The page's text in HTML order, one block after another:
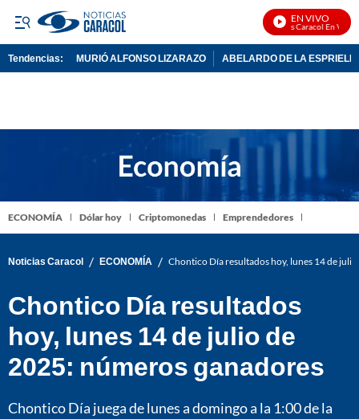
EN VIVO
Noticias Caracol En Vivo
Tendencias: MURIÓ ALFONSO LIZARAZO ABELARDO DE LA
ECONOMÍA Dólar hoy Criptomonedas Emprendedores
Noticias Caracol / ECONOMÍA / Chontico Día resultados hoy, lunes 14 de
Chontico Día resultados
hoy, lunes 14 de julio de
2025: números ganadores
Chontico Día juega de lunes a domingo a la 1:00 de la